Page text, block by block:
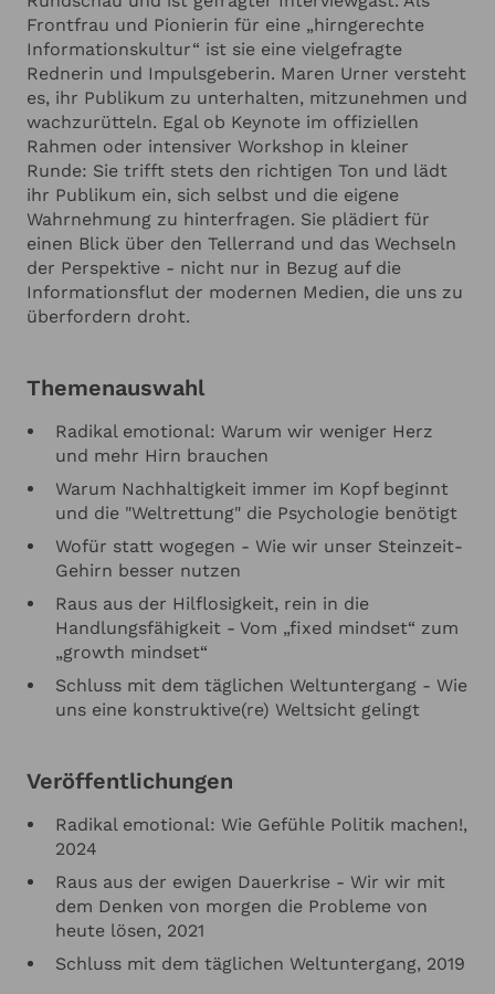
Frontfrau und Pionierin für eine „hirngerechte
Informationskultur“ ist sie eine vielgefragte
Rednerin und Impulsgeberin. Maren Urner versteht
es, ihr Publikum zu unterhalten, mitzunehmen und
wachzurütteln. Egal ob Keynote im offiziellen
Rahmen oder intensiver Workshop in kleiner
Runde: Sie trifft stets den richtigen Ton und lädt
ihr Publikum ein, sich selbst und die eigene
Wahrnehmung zu hinterfragen. Sie plädiert für
einen Blick über den Tellerrand und das Wechseln
der Perspektive - nicht nur in Bezug auf die
Informationsflut der modernen Medien, die uns zu
überfordern droht.
Themenauswahl
Radikal emotional: Warum wir weniger Herz
und mehr Hirn brauchen
Warum Nachhaltigkeit immer im Kopf beginnt
und die "Weltrettung" die Psychologie benötigt
Wofür statt wogegen - Wie wir unser Steinzeit-
Gehirn besser nutzen
Raus aus der Hilflosigkeit, rein in die
Handlungsfähigkeit - Vom „fixed mindset“ zum
„growth mindset“
Schluss mit dem täglichen Weltuntergang - Wie
uns eine konstruktive(re) Weltsicht gelingt
Veröffentlichungen
Radikal emotional: Wie Gefühle Politik machen!,
2024
Raus aus der ewigen Dauerkrise - Wir wir mit
dem Denken von morgen die Probleme von
heute lösen, 2021
Schluss mit dem täglichen Weltuntergang, 2019